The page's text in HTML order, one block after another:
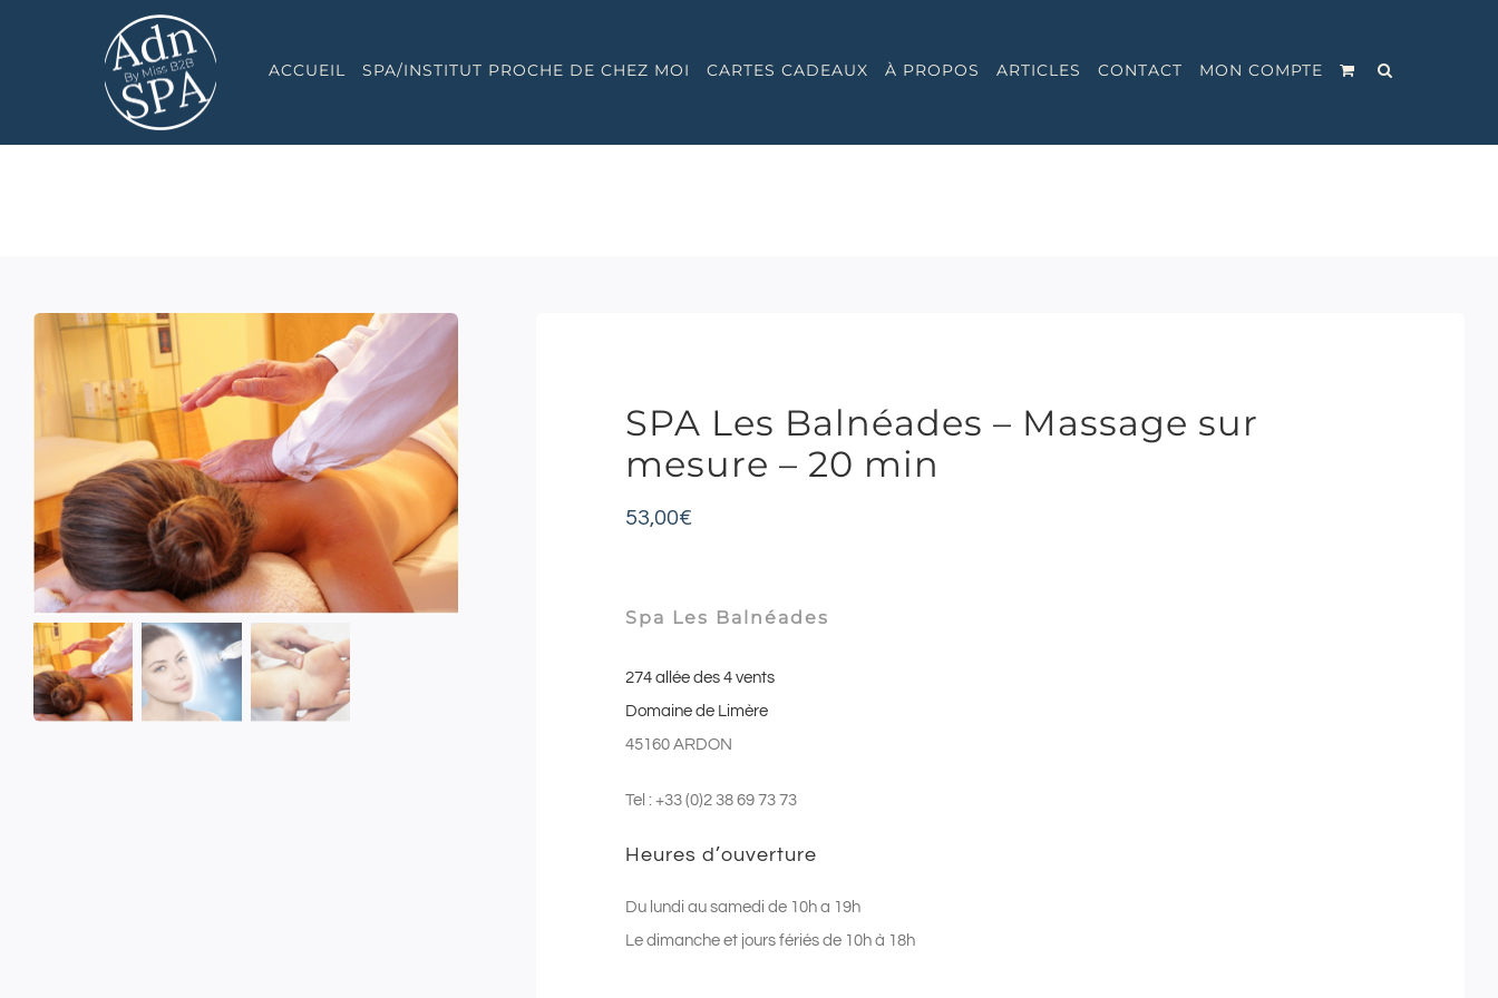
ACCUEIL SPA/INSTITUT PROCHE DE CHEZ MOI CARTES CADEAUX À PROPOS ARTICLES CONTACT MON COMPTE
SPA Les Balnéades – Massage sur
mesure – 20 min
53,00€
Spa Les Balnéades
274 allée des 4 vents
Domaine de Limère
45160 ARDON
Tel : +33 (0)2 38 69 73 73
Heures d’ouverture
Du lundi au samedi de 10h a 19h
Le dimanche et jours fériés de 10h à 18h